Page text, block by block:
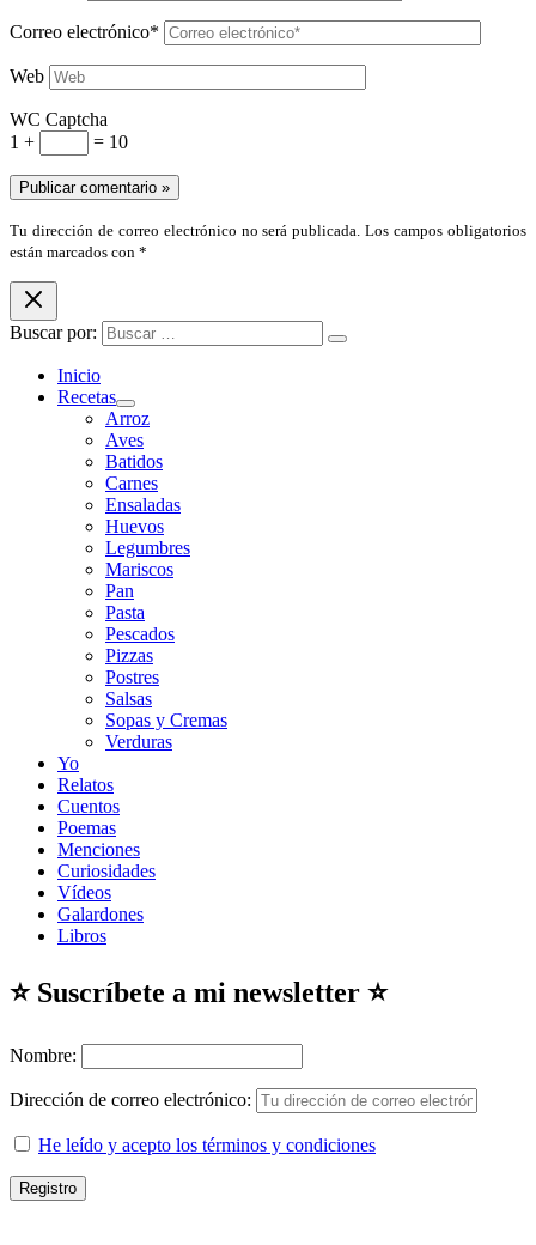
Correo electrónico*
Web
WC Captcha
1 +
= 10
Tu dirección de correo electrónico no será publicada. Los campos obligatorios
están marcados con *
Buscar por:
Inicio
Recetas
Arroz
Aves
Batidos
Carnes
Ensaladas
Huevos
Legumbres
Mariscos
Pan
Pasta
Pescados
Pizzas
Postres
Salsas
Sopas y Cremas
Verduras
Yo
Relatos
Cuentos
Poemas
Menciones
Curiosidades
Vídeos
Galardones
Libros
⭐ Suscríbete a mi newsletter ⭐
Nombre:
Dirección de correo electrónico:
He leído y acepto los términos y condiciones